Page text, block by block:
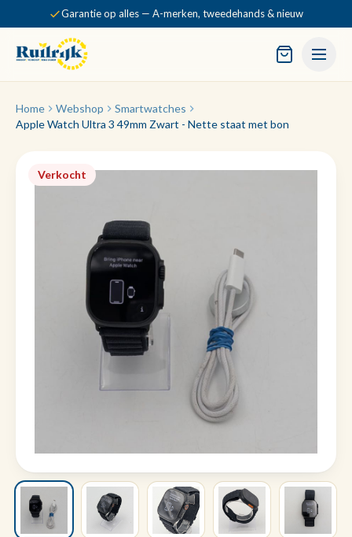
Garantie op alles — A-merken, tweedehands & nieuw
Home Webshop
Smartwatches
Apple Watch Ultra 3 49mm Zwart - Nette staat met bon
Verkocht